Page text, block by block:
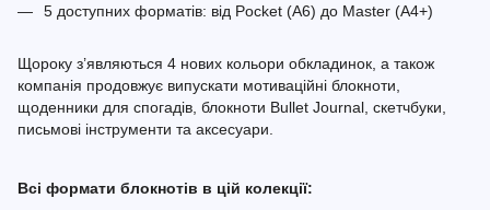
5 доступних форматів: від Pocket (A6) до Master (A4+)
Щороку з’являються 4 нових кольори обкладинок, а також
компанія продовжує випускати мотиваційні блокноти,
щоденники для спогадів, блокноти Bullet Journal, скетчбуки,
письмові інструменти та аксесуари.
Всі формати блокнотів в цій колекції: